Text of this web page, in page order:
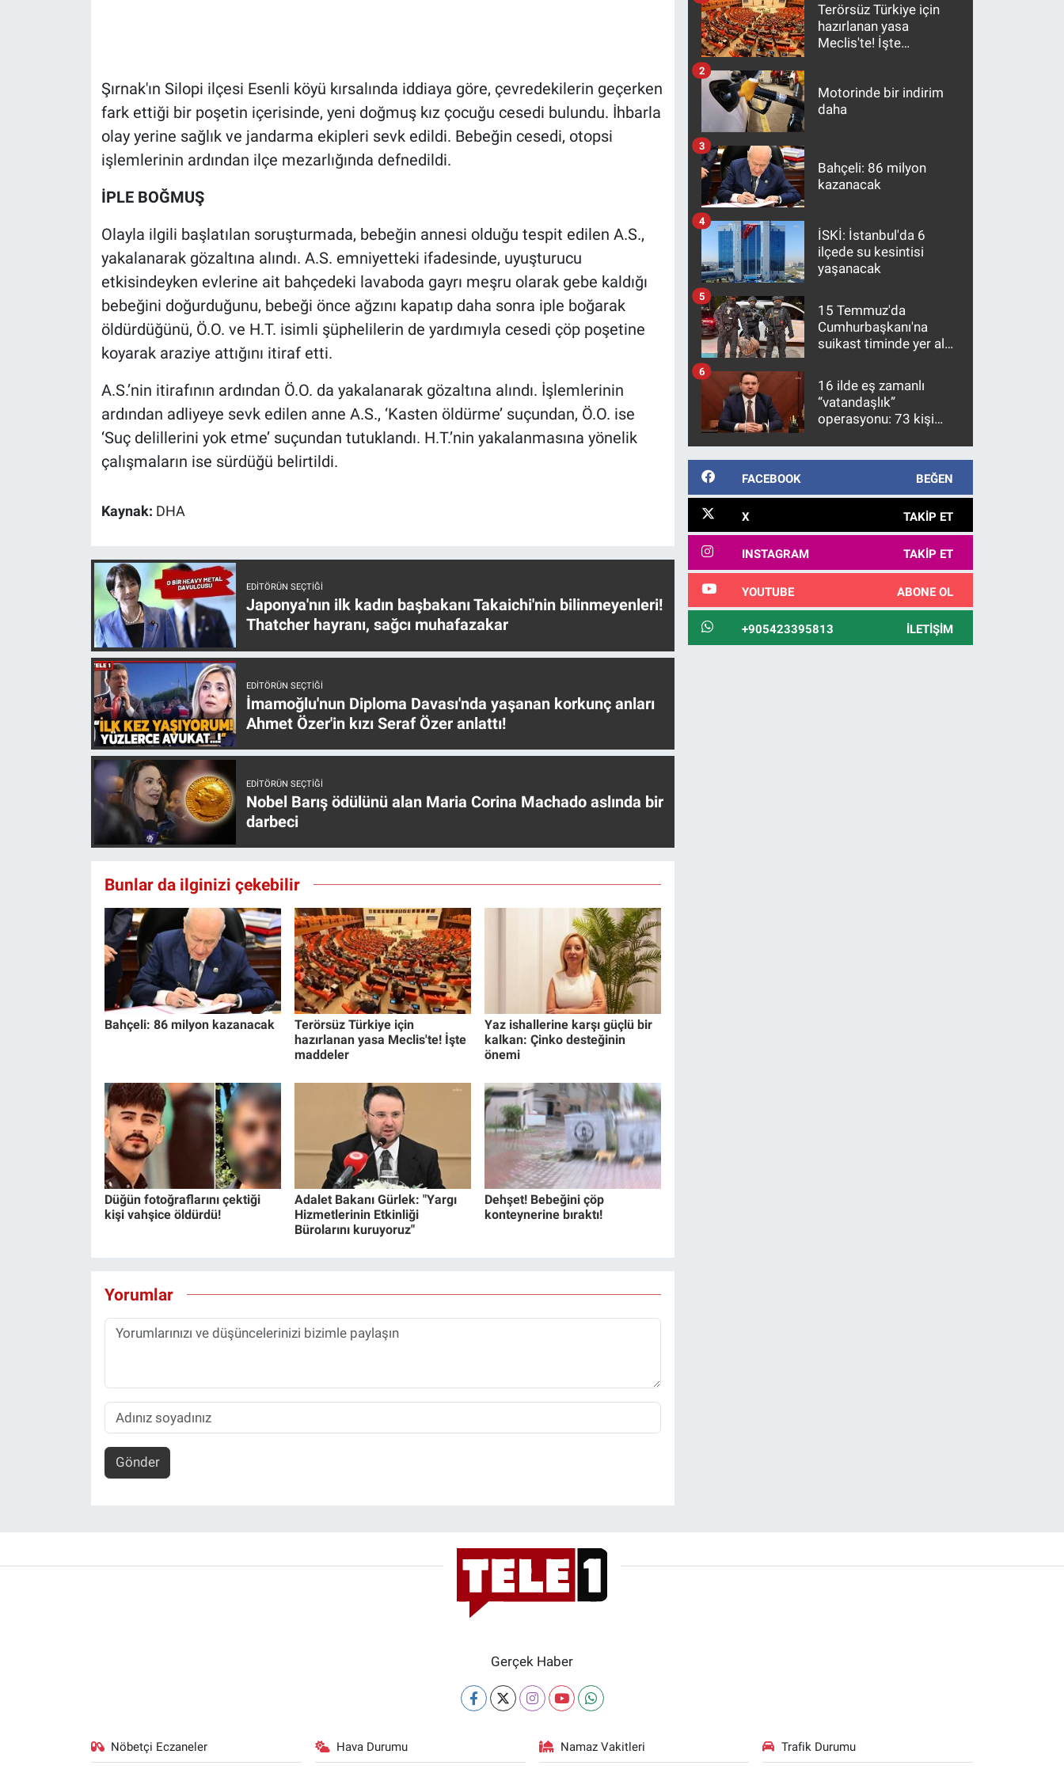
Şırnak'ın Silopi ilçesi Esenli köyü kırsalında iddiaya göre, çevredekilerin geçerken
fark ettiği bir poşetin içerisinde, yeni doğmuş kız çocuğu cesedi bulundu. İhbarla
olay yerine sağlık ve jandarma ekipleri sevk edildi. Bebeğin cesedi, otopsi
işlemlerinin ardından ilçe mezarlığında defnedildi.
İPLE BOĞMUŞ
Olayla ilgili başlatılan soruşturmada, bebeğin annesi olduğu tespit edilen A.S.,
yakalanarak gözaltına alındı. A.S. emniyetteki ifadesinde, uyuşturucu
etkisindeyken evlerine ait bahçedeki lavaboda gayrı meşru olarak gebe kaldığı
bebeğini doğurduğunu, bebeği önce ağzını kapatıp daha sonra iple boğarak
öldürdüğünü, Ö.O. ve H.T. isimli şüphelilerin de yardımıyla cesedi çöp poşetine
koyarak araziye attığını itiraf etti.
A.S.’nin itirafının ardından Ö.O. da yakalanarak gözaltına alındı. İşlemlerinin
ardından adliyeye sevk edilen anne A.S., ‘Kasten öldürme’ suçundan, Ö.O. ise
‘Suç delillerini yok etme’ suçundan tutuklandı. H.T.’nin yakalanmasına yönelik
çalışmaların ise sürdüğü belirtildi.
Kaynak: DHA
EDITÖRÜN SEÇTIĞI
Japonya'nın ilk kadın başbakanı Takaichi'nin bilinmeyenleri!
Thatcher hayranı, sağcı muhafazakar
EDITÖRÜN SEÇTIĞI
İmamoğlu'nun Diploma Davası'nda yaşanan korkunç anları
Ahmet Özer'in kızı Seraf Özer anlattı!
EDITÖRÜN SEÇTIĞI
Nobel Barış ödülünü alan Maria Corina Machado aslında bir
darbeci
Bunlar da ilginizi çekebilir
Bahçeli: 86 milyon kazanacak
Terörsüz Türkiye için
hazırlanan yasa Meclis'te! İşte
maddeler
Yaz ishallerine karşı güçlü bir
kalkan: Çinko desteğinin
önemi
Düğün fotoğraflarını çektiği
kişi vahşice öldürdü!
Adalet Bakanı Gürlek: "Yargı
Hizmetlerinin Etkinliği
Bürolarını kuruyoruz"
Dehşet! Bebeğini çöp
konteynerine bıraktı!
Yorumlar
Gönder
Terörsüz Türkiye için
hazırlanan yasa
Meclis'te! İşte
Motorinde bir indirim
daha
2
Bahçeli: 86 milyon
kazanacak
3
İSKİ: İstanbul'da 6
ilçede su kesintisi
yaşanacak
4
15 Temmuz'da
Cumhurbaşkanı'na
suikast timinde yer alan
10 yıl sonra yakalandı
5
16 ilde eş zamanlı
“vatandaşlık”
operasyonu: 73 kişi
6
FACEBOOK BEĞEN
X TAKIP ET
INSTAGRAM TAKIP ET
YOUTUBE ABONE OL
+905423395813 İLETIŞIM
Gerçek Haber
Nöbetçi Eczaneler Hava Durumu Namaz Vakitleri Trafik Durumu
Koronavirüs
Kültür Sanat
Ne demişti
Programlar
Teknoloji
Türkiye'nin Geleceği
Türkiye'nin Gündemi
Yerel Gündem
Yerel Yaşam
Canlı Yayın